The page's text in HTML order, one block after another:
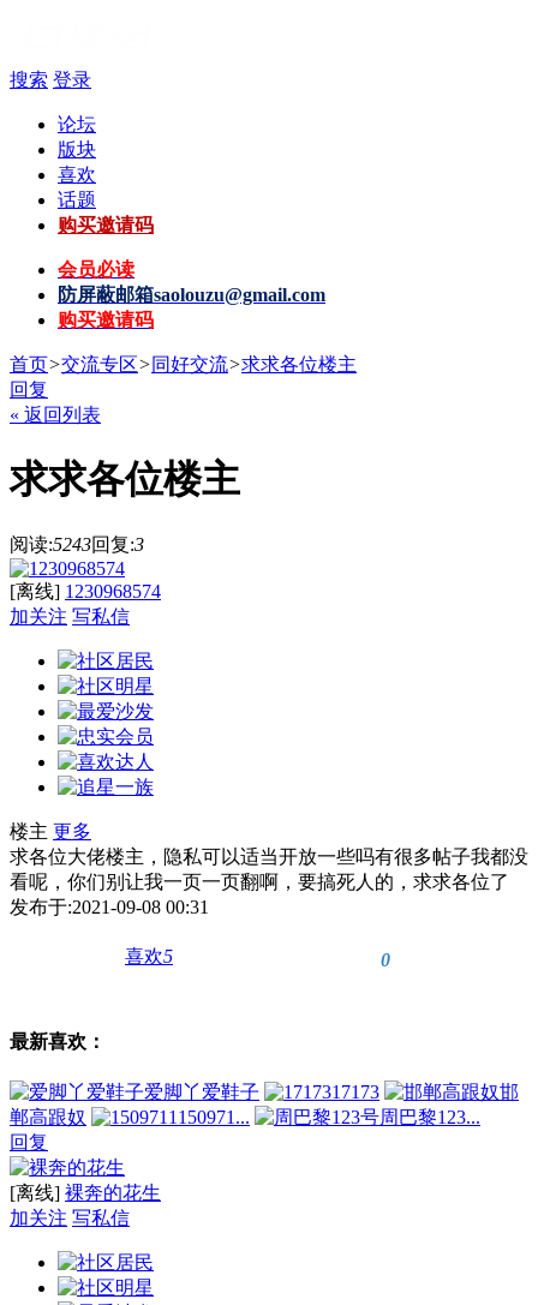
搜索 登录
论坛
版块
喜欢
话题
购买邀请码
会员必读
防屏蔽邮箱saolouzu@gmail.com
购买邀请码
首页>交流专区>同好交流>求求各位楼主
回复
« 返回列表
求求各位楼主
阅读:5243回复:3
[离线] 1230968574
加关注 写私信
楼主 更多
求各位大佬楼主，隐私可以适当开放一些吗有很多帖子我都没
看呢，你们别让我一页一页翻啊，要搞死人的，求求各位了
发布于:2021-09-08 00:31
喜欢5 0
最新喜欢：
爱脚丫爱鞋子 17173
邯
郸高跟奴
150971...
周巴黎123...
回复
[离线] 裸奔的花生
加关注 写私信